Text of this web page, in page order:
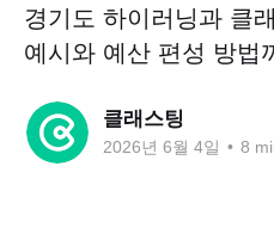
경기도 하이러닝과 클
예시와 예산 편성 방법
클래스팅
2026년 6월 4일 • 8